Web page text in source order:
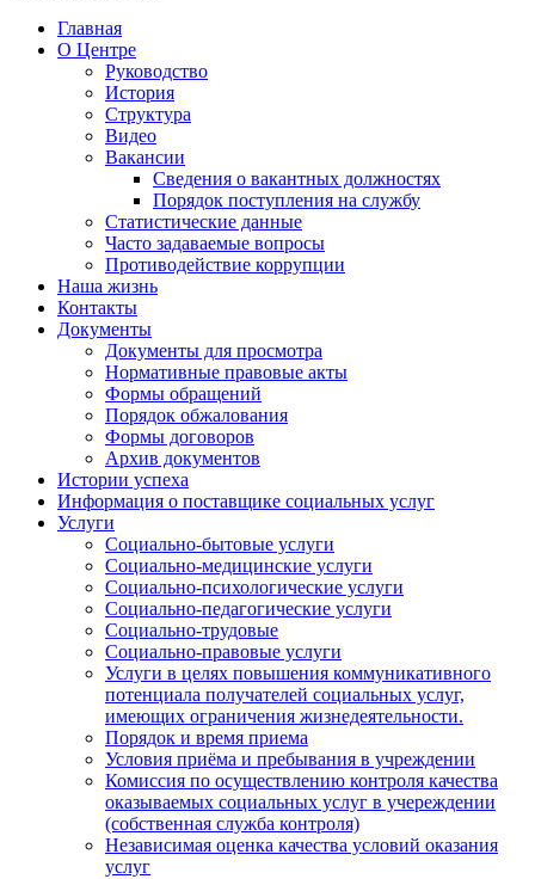
Главная
О Центре
Руководство
История
Структура
Видео
Вакансии
Сведения о вакантных должностях
Порядок поступления на службу
Статистические данные
Часто задаваемые вопросы
Противодействие коррупции
Наша жизнь
Контакты
Документы
Документы для просмотра
Нормативные правовые акты
Формы обращений
Порядок обжалования
Формы договоров
Архив документов
Истории успеха
Информация о поставщике социальных услуг
Услуги
Социально-бытовые услуги
Социально-медицинские услуги
Социально-психологические услуги
Социально-педагогические услуги
Социально-трудовые
Социально-правовые услуги
Услуги в целях повышения коммуникативного
потенциала получателей социальных услуг,
имеющих ограничения жизнедеятельности.
Порядок и время приема
Условия приёма и пребывания в учреждении
Комиссия по осуществлению контроля качества
оказываемых социальных услуг в учереждении
(собственная служба контроля)
Независимая оценка качества условий оказания
услуг